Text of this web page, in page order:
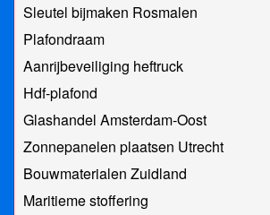
Sleutel bijmaken Rosmalen
Plafondraam
Aanrijbeveiliging heftruck
Hdf-plafond
Glashandel Amsterdam-Oost
Zonnepanelen plaatsen Utrecht
Bouwmaterialen Zuidland
Maritieme stoffering